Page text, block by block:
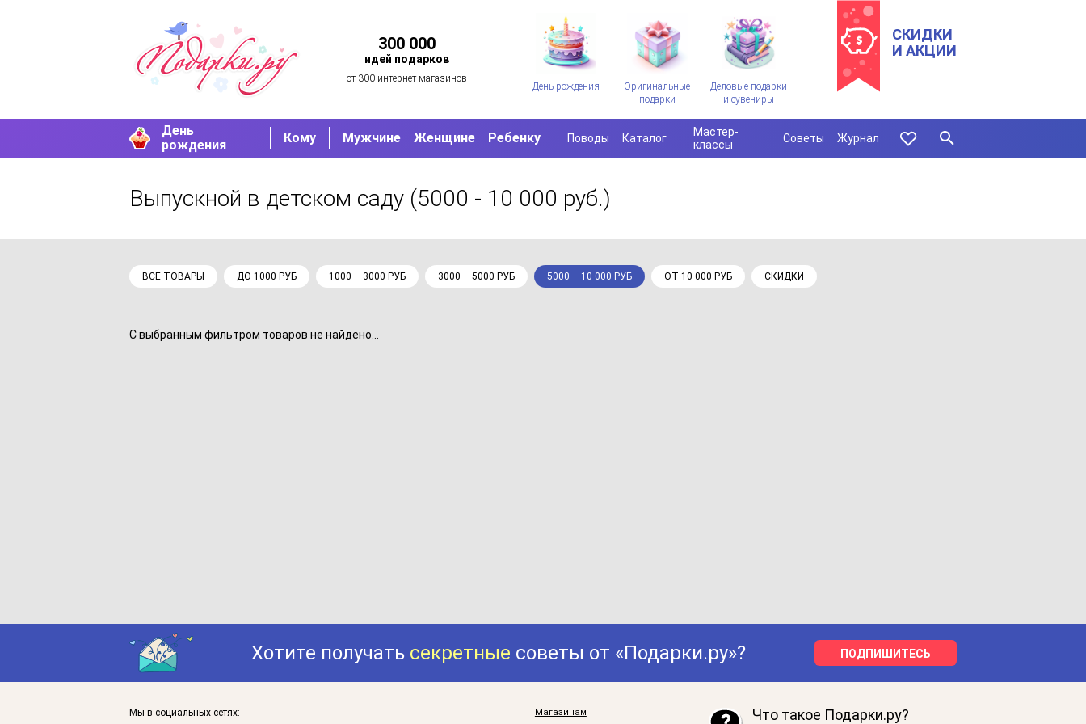
300 000
идей подарков
от 300 интернет-магазинов
День рождения
Оригинальные
подарки
Деловые подарки
и сувениры
СКИДКИ
И АКЦИИ
День
рождения
Кому Мужчине Женщине Ребенку Поводы Каталог
Мастер-
классы
Советы Журнал
Выпускной в детском саду (5000 - 10 000 руб.)
ВСЕ ТОВАРЫ ДО 1000 РУБ 1000 – 3000 РУБ 3000 – 5000 РУБ 5000 – 10 000 РУБ ОТ 10 000 РУБ СКИДКИ
С выбранным фильтром товаров не найдено...
Хотите получать секретные советы от «Подарки.ру»? ПОДПИШИТЕСЬ
Мы в социальных сетях: Магазинам Что такое Подарки.ру?